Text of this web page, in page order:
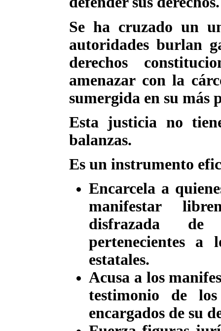
Se ha cruzado un
autoridades burlan
derechos
amenazar con la
sumergida en su más
Esta justicia no
balanzas.
Es un instrumento
Encarcela a
manifestar
disfrazada
pertenecientes a
estatales.
Acusa a los
testimonio de
encargados de su